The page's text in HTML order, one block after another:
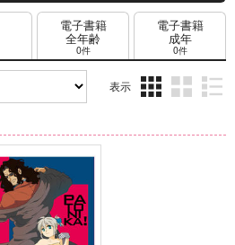
電子書籍
全年齢
0件
電子書籍
成年
0件
表示
ム
ム
ム